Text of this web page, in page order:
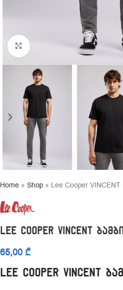
Click to enlarge
Home » Shop » Lee Cooper
Lee Cooper VINCENT
65,00 ₾
Lee Cooper VINCENT